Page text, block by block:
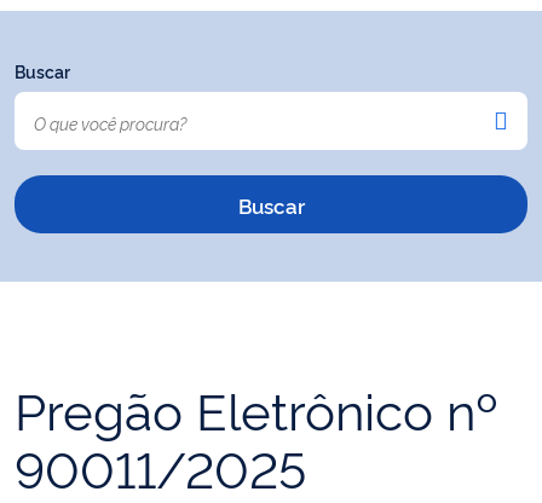
Buscar
Pregão Eletrônico nº
90011/2025